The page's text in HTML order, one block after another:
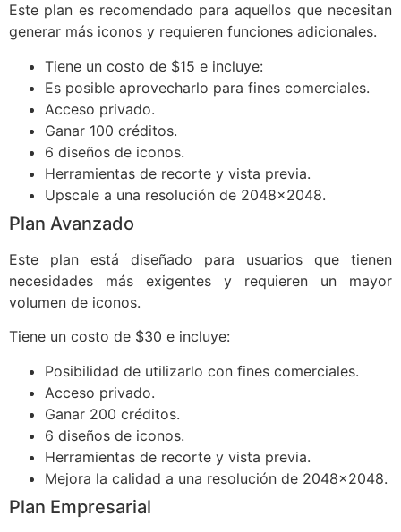
Este plan es recomendado para aquellos que necesitan
generar más iconos y requieren funciones adicionales.
Tiene un costo de $15 e incluye:
Es posible aprovecharlo para fines comerciales.
Acceso privado.
Ganar 100 créditos.
6 diseños de iconos.
Herramientas de recorte y vista previa.
Upscale a una resolución de 2048x2048.
Plan Avanzado
Este plan está diseñado para usuarios que tienen
necesidades más exigentes y requieren un mayor
volumen de iconos.
Tiene un costo de $30 e incluye:
Posibilidad de utilizarlo con fines comerciales.
Acceso privado.
Ganar 200 créditos.
6 diseños de iconos.
Herramientas de recorte y vista previa.
Mejora la calidad a una resolución de 2048x2048.
Plan Empresarial